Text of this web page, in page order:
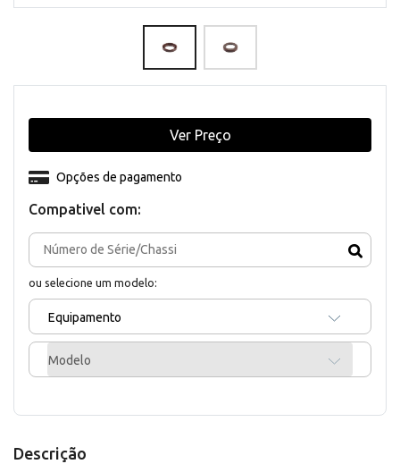
Compativel com:
ou selecione um modelo:
Equipamento
Modelo
Opções de pagamento
Ver Preço
Descrição